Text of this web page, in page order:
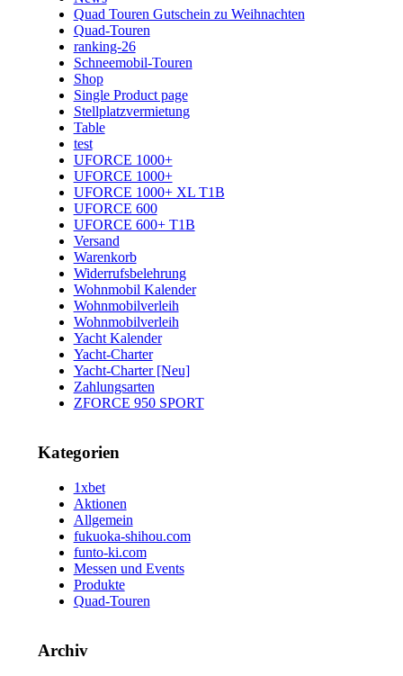
Quad Touren Gutschein zu Weihnachten
Quad-Touren
ranking-26
Schneemobil-Touren
Shop
Single Product page
Stellplatzvermietung
Table
test
UFORCE 1000+
UFORCE 1000+
UFORCE 1000+ XL T1B
UFORCE 600
UFORCE 600+ T1B
Versand
Warenkorb
Widerrufsbelehrung
Wohnmobil Kalender
Wohnmobilverleih
Wohnmobilverleih
Yacht Kalender
Yacht-Charter
Yacht-Charter [Neu]
Zahlungsarten
ZFORCE 950 SPORT
Kategorien
1xbet
Aktionen
Allgemein
fukuoka-shihou.com
funto-ki.com
Messen und Events
Produkte
Quad-Touren
Archiv